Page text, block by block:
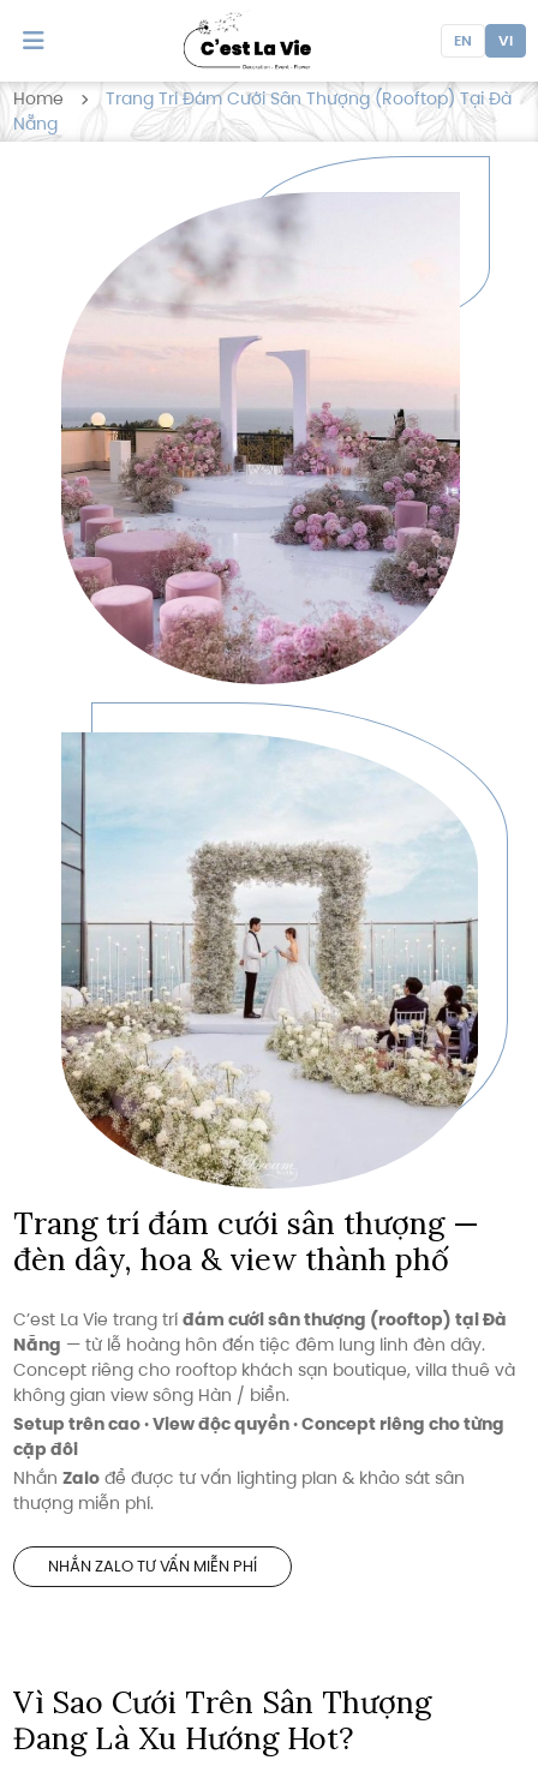
EN VI
Home
Trang Trí Đám Cưới Sân Thượng (Rooftop) Tại Đà
Nẵng
Trang Trí Đám Cưới Sân
Thượng (Rooftop) Tại Đà Nẵng
Trang trí đám cưới sân thượng —
đèn dây, hoa & view thành phố
C’est La Vie trang trí đám cưới sân thượng (rooftop) tại Đà
Nẵng — từ lễ hoàng hôn đến tiệc đêm lung linh đèn dây.
Concept riêng cho rooftop khách sạn boutique, villa thuê và
không gian view sông Hàn / biển.
Setup trên cao · View độc quyền · Concept riêng cho từng
cặp đôi
Nhắn Zalođể được tư vấn lighting plan & khảo sát sân
thượng miễn phí.
NHẮN ZALO TƯ VẤN MIỄN PHÍ
Vì Sao Cưới Trên Sân Thượng
Đang Là Xu Hướng Hot?